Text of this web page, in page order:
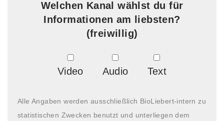
Welchen Kanal wählst du für
Informationen am liebsten?
(freiwillig)
Video Audio Text
Alle Angaben werden ausschließlich BioLiebert-intern zu
statistischen Zwecken benutzt und unterliegen dem